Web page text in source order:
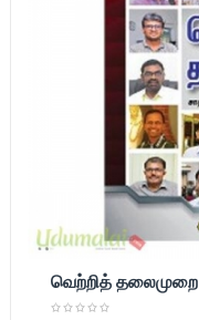
வெற்றித் தலைமுறை